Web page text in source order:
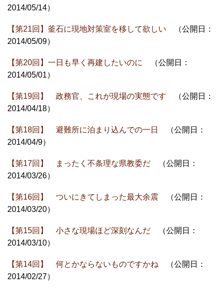
2014/05/14）
【第21回】釜石に現地対策室を移して欲しい （公開日：
2014/05/09）
【第20回】一日も早く再建したいのに
（公開日：
2014/05/01）
【第19回】 政務官、これが現場の実態です （公開日：
2014/04/18）
【第18回】 避難所に泊まり込んでの一日
（公開日：
2014/04/9）
【第17回】 まったく不条理な県教委だ （公開日：
2014/03/26）
【第16回】 ついにきてしまった最大余震 （公開日：
2014/03/20）
【第15回】 小さな現場ほど深刻なんだ （公開日：
2014/03/10）
【第14回】 何とかならないものですかね （公開日：
2014/02/27）